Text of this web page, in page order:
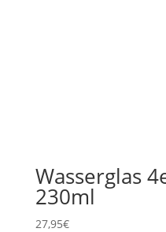
Wasserglas
230ml
27,95€